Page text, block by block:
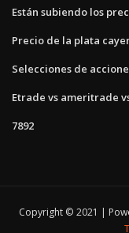
Están subiendo los
Precio de la plata
Selecciones de
Etrade vs ameritrade
7892
Copyright © 2021 |